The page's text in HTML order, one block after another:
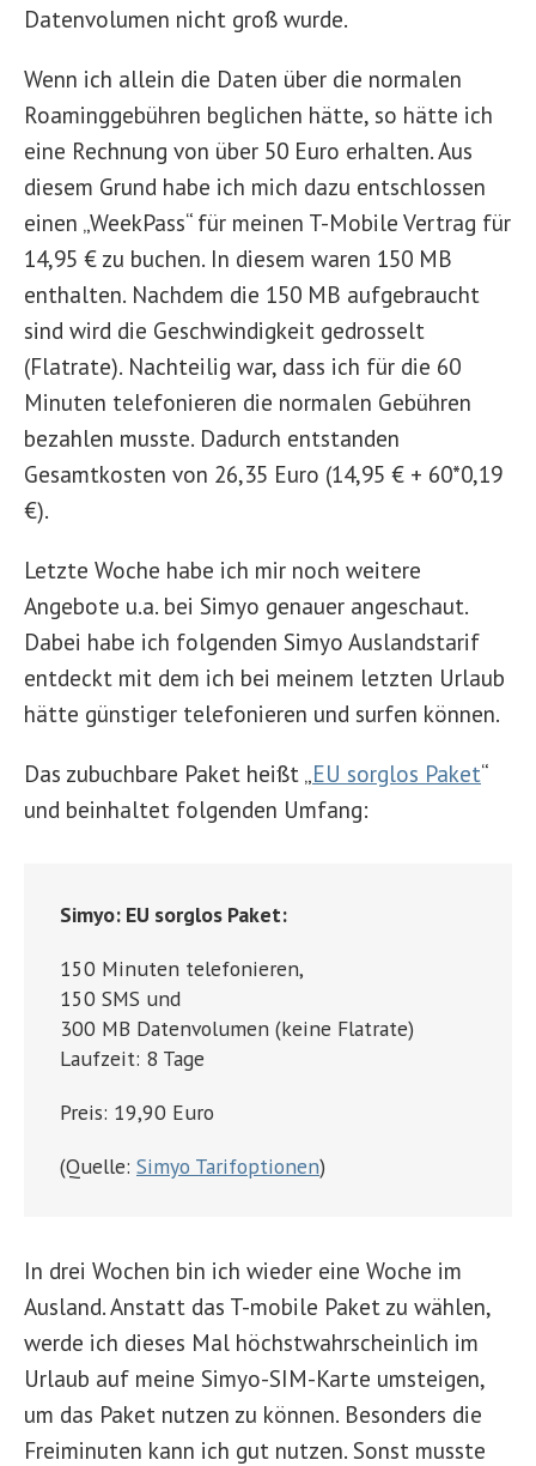
Datenvolumen nicht groß wurde.
Wenn ich allein die Daten über die normalen
Roaminggebühren beglichen hätte, so hätte ich
eine Rechnung von über 50 Euro erhalten. Aus
diesem Grund habe ich mich dazu entschlossen
einen „WeekPass“ für meinen T-Mobile Vertrag für
14,95 € zu buchen. In diesem waren 150 MB
enthalten. Nachdem die 150 MB aufgebraucht
sind wird die Geschwindigkeit gedrosselt
(Flatrate). Nachteilig war, dass ich für die 60
Minuten telefonieren die normalen Gebühren
bezahlen musste. Dadurch entstanden
Gesamtkosten von 26,35 Euro (14,95 € + 60*0,19
€).
Letzte Woche habe ich mir noch weitere
Angebote u.a. bei Simyo genauer angeschaut.
Dabei habe ich folgenden Simyo Auslandstarif
entdeckt mit dem ich bei meinem letzten Urlaub
hätte günstiger telefonieren und surfen können.
Das zubuchbare Paket heißt „EU sorglos Paket“
und beinhaltet folgenden Umfang:
Simyo: EU sorglos Paket:
150 Minuten telefonieren,
150 SMS und
300 MB Datenvolumen (keine Flatrate)
Laufzeit: 8 Tage
Preis: 19,90 Euro
(Quelle: Simyo Tarifoptionen)
In drei Wochen bin ich wieder eine Woche im
Ausland. Anstatt das T-mobile Paket zu wählen,
werde ich dieses Mal höchstwahrscheinlich im
Urlaub auf meine Simyo-SIM-Karte umsteigen,
um das Paket nutzen zu können. Besonders die
Freiminuten kann ich gut nutzen. Sonst musste